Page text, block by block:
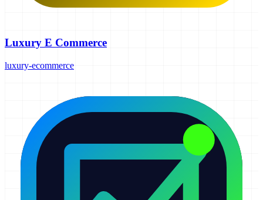
Luxury E Commerce
luxury-ecommerce